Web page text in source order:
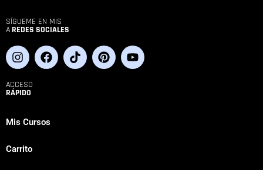
SÍGUEME EN MIS
AREDES SOCIALES
ACCESO
RÁPIDO
Mis Cursos
Carrito